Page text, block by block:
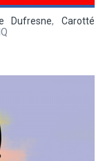
Dufresne,Carotté